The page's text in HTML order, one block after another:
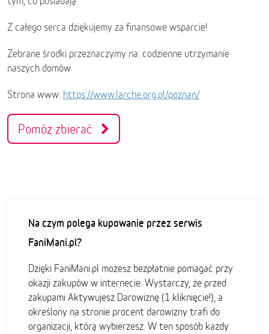
Z całego serca dziękujemy za finansowe wsparcie!
Zebrane środki przeznaczymy na: codzienne utrzymanie
naszych domów
Strona www: https://www.larche.org.pl/poznan/
Pomóż zbierać
Na czym polega kupowanie przez serwis
FaniMani.pl?
Dzięki FaniMani.pl możesz bezpłatnie pomagać przy
okazji zakupów w internecie. Wystarczy, że przed
zakupami Aktywujesz Darowiznę (1 kliknięcie!), a
określony na stronie procent darowizny trafi do
organizacji, którą wybierzesz. W ten sposób każdy